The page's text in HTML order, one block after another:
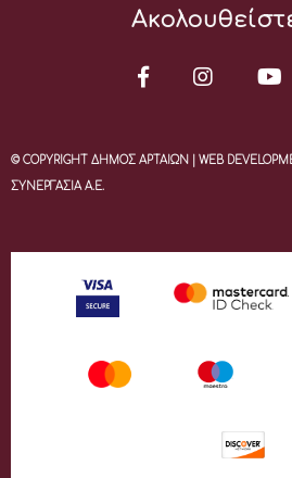
© COPYRIGHT ΔΗΜΟΣ ΑΡΤΑΙΩΝ | WEB
ΣΥΝΕΡΓΑΣΙΑ Α.Ε.